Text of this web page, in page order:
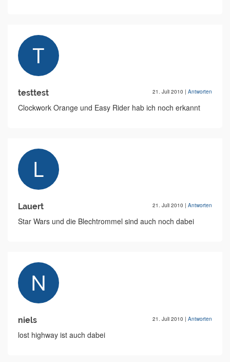
testtest 21. Juli 2010 | Antworten
Clockwork Orange und Easy Rider hab ich noch erkannt
Lauert 21. Juli 2010 | Antworten
Star Wars und die Blechtrommel sind auch noch dabei
niels 21. Juli 2010 | Antworten
lost highway ist auch dabei